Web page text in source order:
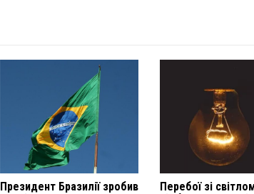
Президент Бразилії зробив
Перебої зі